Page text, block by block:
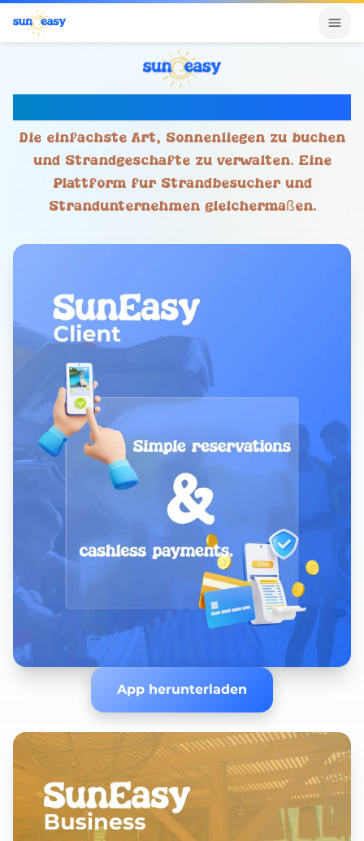
Die einfachste Art, Sonnenliegen zu buchen
und Strandgeschäfte zu verwalten. Eine
Plattform für Strandbesucher und
Strandunternehmen gleichermaßen.
App herunterladen